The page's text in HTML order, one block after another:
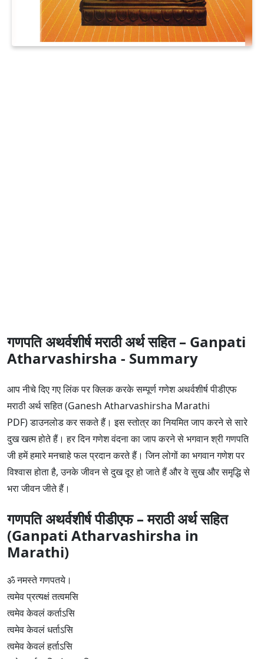
गणपति अथर्वशीर्ष मराठी अर्थ सहित – Ganpati
Atharvashirsha - Summary
आप नीचे दिए गए लिंक पर क्लिक करके सम्पूर्ण गणेश अथर्वशीर्ष पीडीएफ
मराठी अर्थ सहित (Ganesh Atharvashirsha Marathi
PDF) डाउनलोड कर सकते हैं। इस स्तोत्र का नियमित जाप करने से सारे
दुख खत्म होते हैं। हर दिन गणेश वंदना का जाप करने से भगवान श्री गणपति
जी हमें हमारे मनचाहे फल प्रदान करते हैं। जिन लोगों का भगवान गणेश पर
विश्वास होता है, उनके जीवन से दुख दूर हो जाते हैं और वे सुख और समृद्धि से
भरा जीवन जीते हैं।
गणपति अथर्वशीर्ष पीडीएफ – मराठी अर्थ सहित
(Ganpati Atharvashirsha in
Marathi)
ॐ नमस्ते गणपतये।
त्वमेव प्रत्यक्षं तत्वमसि
त्वमेव केवलं कर्ताऽसि
त्वमेव केवलं धर्ताऽसि
त्वमेव केवलं हर्ताऽसि